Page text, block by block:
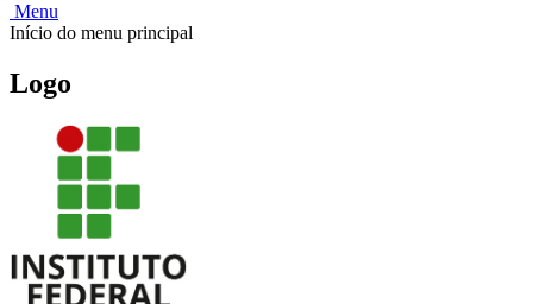
Menu
Início do menu principal
Logo